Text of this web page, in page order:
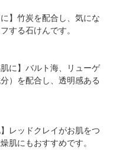
】竹炭を配合し、気にな
する石けんです。
に】バルト海、リューゲ
）を配合し、透明感ある
レッドクレイがお肌をつ
肌にもおすすめです。